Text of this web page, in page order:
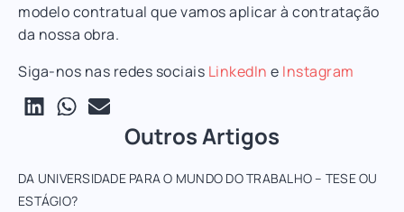
modelo contratual que vamos aplicar à contratação
da nossa obra.
Siga-nos nas redes sociais LinkedIn e Instagram
Outros Artigos
DA UNIVERSIDADE PARA O MUNDO DO TRABALHO – TESE OU
ESTÁGIO?